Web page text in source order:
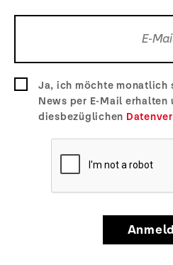
Ja, ich möchte monatlich
News per E-Mail erhalten
diesbezüglichen